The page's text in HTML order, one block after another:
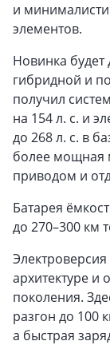
и
элементов.
Новинка будет
гибридной и
получил
на 154 л. с. и
до 268 л. с. в
более мощная
приводом и
Батарея
до 270–300 км
архитектуре и
поколения.
разгон до 100
а быстрая